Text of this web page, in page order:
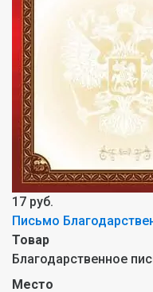
17 руб.
Письмо
Товар
Благодарственное
Место